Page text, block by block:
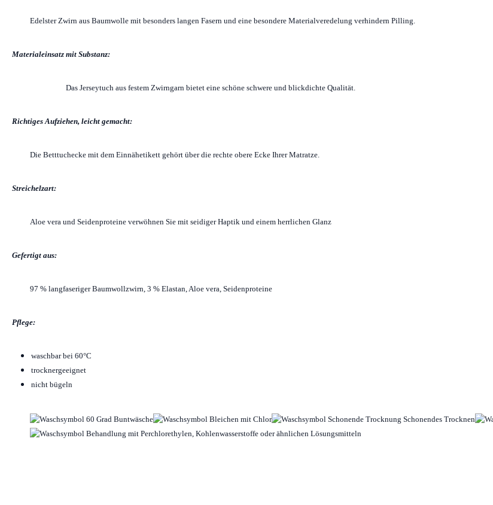
Edelster Zwirn aus Baumwolle mit besonders langen Fasern und eine besondere Materialveredelung verhindern Pilling.
Materialeinsatz mit Substanz:
Das Jerseytuch aus festem Zwirngarn bietet eine schöne schwere und blickdichte Qualität.
Richtiges Aufziehen, leicht gemacht:
Die Betttuchecke mit dem Einnähetikett gehört über die rechte obere Ecke Ihrer Matratze.
Streichelzart:
Aloe vera und Seidenproteine verwöhnen Sie mit seidiger Haptik und einem herrlichen Glanz
Gefertigt aus:
97 % langfaseriger Baumwollzwirn, 3 % Elastan, Aloe vera, Seidenproteine
Pflege:
waschbar bei 60°C
trocknergeeignet
nicht bügeln